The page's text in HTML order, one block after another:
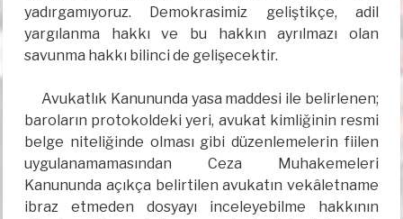
yadırgamıyoruz. Demokrasimiz geliştikçe, adil
yargılanma hakkı ve bu hakkın ayrılmazı olan
savunma hakkı bilinci de gelişecektir.
Avukatlık Kanununda yasa maddesi ile belirlenen;
baroların protokoldeki yeri, avukat kimliğinin resmi
belge niteliğinde olması gibi düzenlemelerin fiilen
uygulanamamasından Ceza Muhakemeleri
Kanununda açıkça belirtilen avukatın vekâletname
ibraz etmeden dosyayı inceleyebilme hakkının